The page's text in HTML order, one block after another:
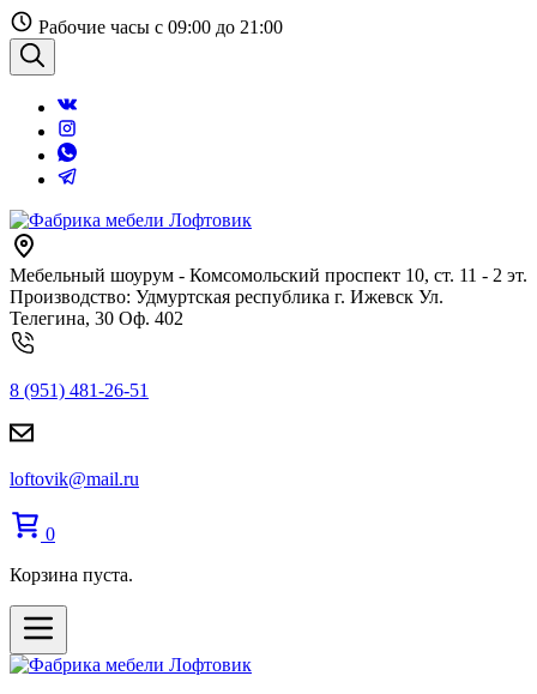
Перейти
к
содержанию
Рабочие часы с 09:00 до 21:00
Поиск
Мебельный шоурум - Комсомольский проспект 10, ст. 11 - 2 эт.
Производство: Удмуртская республика г. Ижевск Ул.
Телегина, 30 Оф. 402
8 (951) 481-26-51
loftovik@mail.ru
0
Корзина пуста.